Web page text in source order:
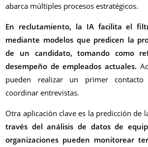
abarca múltiples procesos estratégicos.
En reclutamiento, la IA facilita el
mediante modelos que predicen la
de un candidato, tomando como
desempeño de empleados actuales.
pueden realizar un primer
coordinar entrevistas.
Otra aplicación clave es la predicción de
través del análisis de datos de
organizaciones pueden monitorear